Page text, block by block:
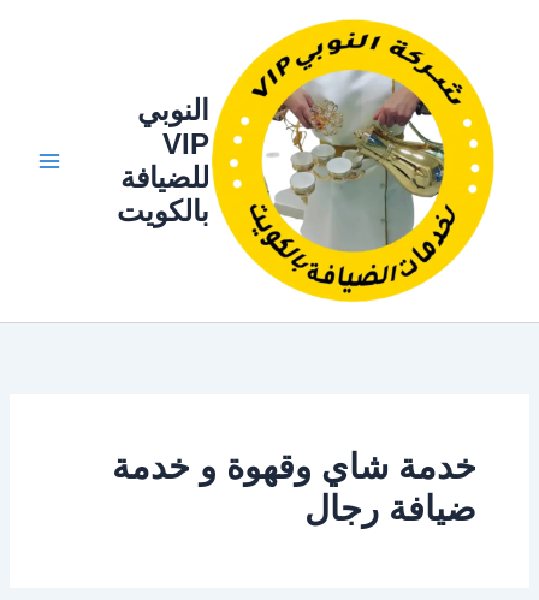
النوبي
VIP
للضيافة
بالكويت
خدمة شاي وقهوة و خدمة
ضيافة رجال